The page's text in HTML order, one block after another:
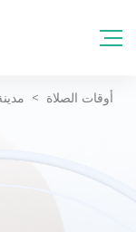
أوقات الصلاة >